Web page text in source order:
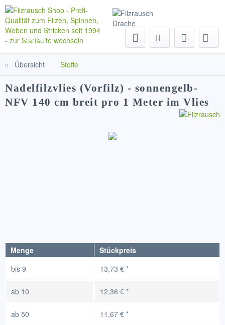
Menü
Übersicht Stoffe
Nadelfilzvlies (Vorfilz) - sonnengelb-
NFV 140 cm breit pro 1 Meter im Vlies
Menge
Stückpreis
bis 9 13,73 € *
ab 10 12,36 € *
ab 50 11,67 € *